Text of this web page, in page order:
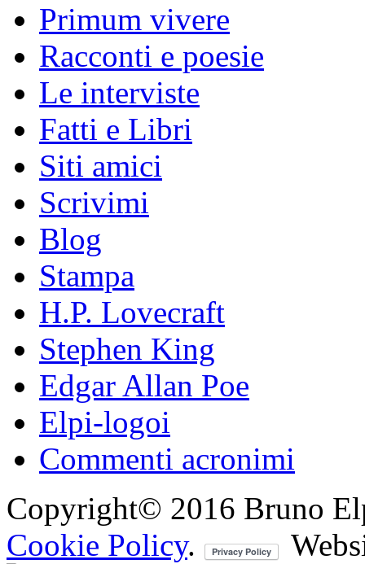
Primum vivere
Racconti e poesie
Le interviste
Fatti e Libri
Siti amici
Scrivimi
Blog
Stampa
H.P. Lovecraft
Stephen King
Edgar Allan Poe
Elpi-logoi
Commenti acronimi
Copyright© 2016 Bruno
Cookie Policy.